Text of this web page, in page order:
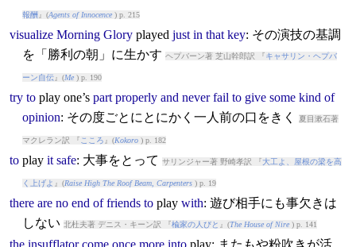
報酬 』(Agents of Innocence) p. 215
visualize Morning Glory played just in that key: その演技の基調
を「勝利の朝」に生かす ヘプバーン著 芝山幹郎訳 『 キャサリン・ヘプバ
ーン自伝』(Me) p. 190
try to playone’s part properly and never fail to give some kind of
opinion: その度ごとにとにかく一人前の口をきく 夏目漱石著
マクレラン訳 『 こころ 』(Kokoro) p. 182
to play it safe: 大事をとって サリンジャー著 野崎孝訳 『 大工よ、屋根の梁を高
く上げよ 』(Raise High The Roof Beam, Carpenters) p. 19
there are no end of friends to play with: 遊び相手にも事欠きは
しない 北杜夫著 デニス・キーン訳 『楡家の人びと 』(The House of Nire) p. 141